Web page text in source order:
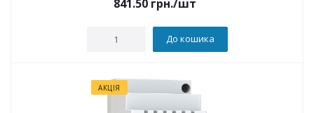
841.50грн./шт
До кошика
АКЦІЯ